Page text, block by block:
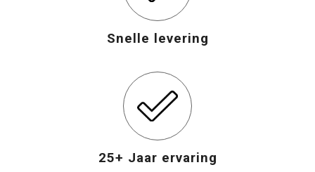
Snelle levering
25+ Jaar ervaring